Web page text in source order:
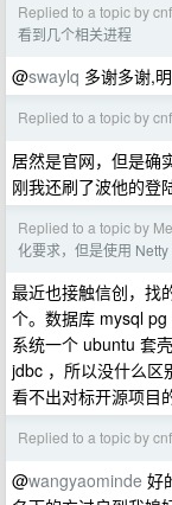
Replied to a topic by
看到几个相关进程
@swaylq 多谢多谢,
Replied to a topic by
居然是官网，但是确
刚我还刷了波他的登
Replied to a topic by
化要求，但是使用 Netty
最近也接触信创，找
个。数据库 mysql pg
系统一个 ubuntu 套
jdbc ，所以没什么区
看不出对标开源项目
Replied to a topic by
@wangyaominde 好